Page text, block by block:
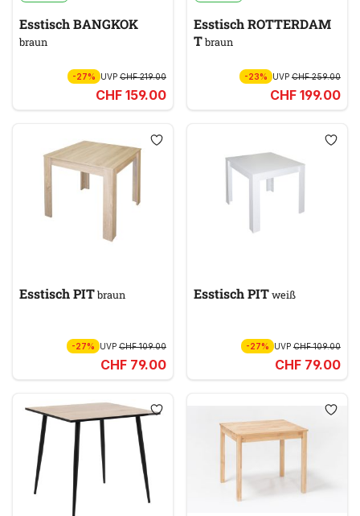
Esstisch BANGKOK
braun
-27% UVP CHF 219.00
CHF 159.00
Esstisch ROTTERDAM
Tbraun
-23% UVPCHF 259.00
CHF 199.00
Esstisch PITbraun
-27% UVP CHF 109.00
CHF 79.00
Esstisch PITweiß
-27% UVPCHF 109.00
CHF 79.00